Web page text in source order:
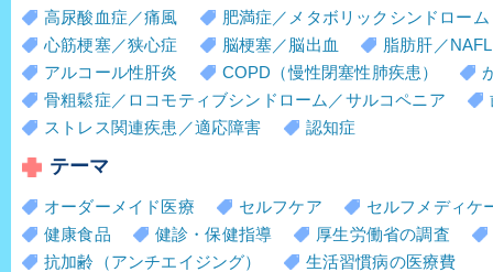
高尿酸血症／痛風
肥満症／メタボリックシンドローム
心筋梗塞／狭心症
脳梗塞／脳出血
脂肪肝／
アルコール性肝炎
COPD（慢性閉塞性肺疾患）
骨粗鬆症／ロコモティブシンドローム／サルコペニア
ストレス関連疾患／適応障害
認知症
テーマ
オーダーメイド医療 セルフケア
セルフメディケ
健康食品
健診・保健指導
厚生労働省の調査
抗加齢（アンチエイジング）
生活習慣病の医療費